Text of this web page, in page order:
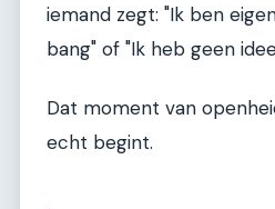
iemand zegt: "Ik ben
bang" of "Ik heb geen
Dat moment van
echt begint.